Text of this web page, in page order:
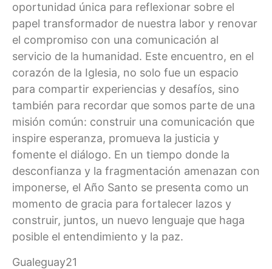
oportunidad única para reflexionar sobre el
papel transformador de nuestra labor y renovar
el compromiso con una comunicación al
servicio de la humanidad. Este encuentro, en el
corazón de la Iglesia, no solo fue un espacio
para compartir experiencias y desafíos, sino
también para recordar que somos parte de una
misión común: construir una comunicación que
inspire esperanza, promueva la justicia y
fomente el diálogo. En un tiempo donde la
desconfianza y la fragmentación amenazan con
imponerse, el Año Santo se presenta como un
momento de gracia para fortalecer lazos y
construir, juntos, un nuevo lenguaje que haga
posible el entendimiento y la paz.
Gualeguay21